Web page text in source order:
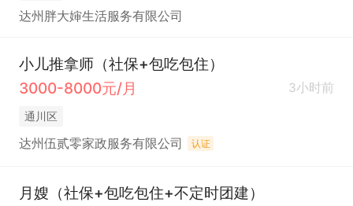
达州胖大婶生活服务有限公司
小儿推拿师（社保+包吃包住）
3000-8000元/月
3小时前
通川区
达州伍贰零家政服务有限公司 认证
月嫂（社保+包吃包住+不定时团建）